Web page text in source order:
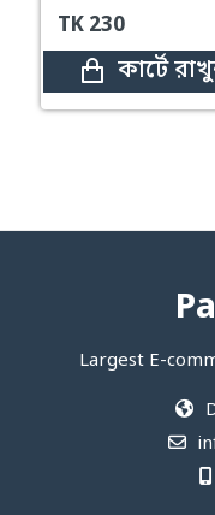
TK 230
কার্টে
Largest E-